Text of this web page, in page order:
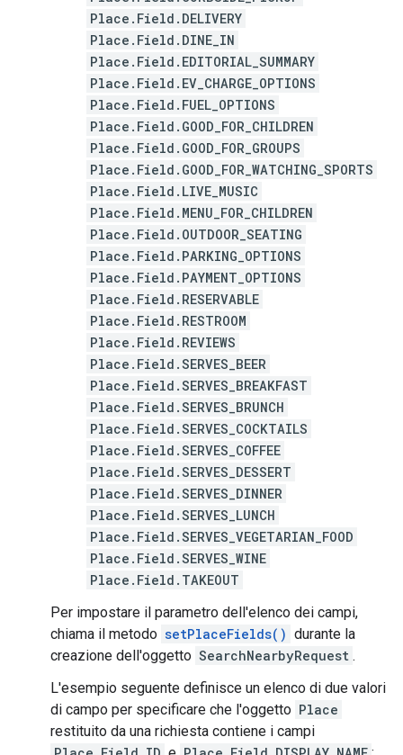
Place.Field.DELIVERY
Place.Field.DINE_IN
Place.Field.EDITORIAL_SUMMARY
Place.Field.EV_CHARGE_OPTIONS
Place.Field.FUEL_OPTIONS
Place.Field.GOOD_FOR_CHILDREN
Place.Field.GOOD_FOR_GROUPS
Place.Field.GOOD_FOR_WATCHING_SPORTS
Place.Field.LIVE_MUSIC
Place.Field.MENU_FOR_CHILDREN
Place.Field.OUTDOOR_SEATING
Place.Field.PARKING_OPTIONS
Place.Field.PAYMENT_OPTIONS
Place.Field.RESERVABLE
Place.Field.RESTROOM
Place.Field.REVIEWS
Place.Field.SERVES_BEER
Place.Field.SERVES_BREAKFAST
Place.Field.SERVES_BRUNCH
Place.Field.SERVES_COCKTAILS
Place.Field.SERVES_COFFEE
Place.Field.SERVES_DESSERT
Place.Field.SERVES_DINNER
Place.Field.SERVES_LUNCH
Place.Field.SERVES_VEGETARIAN_FOOD
Place.Field.SERVES_WINE
Place.Field.TAKEOUT
Per impostare il parametro dell'elenco dei campi,
chiama il metodo setPlaceFields() durante la
creazione dell'oggetto SearchNearbyRequest .
L'esempio seguente definisce un elenco di due valori
di campo per specificare che l'oggetto Place
restituito da una richiesta contiene i campi